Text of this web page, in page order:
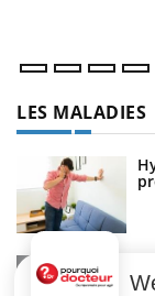
LES MALADIES